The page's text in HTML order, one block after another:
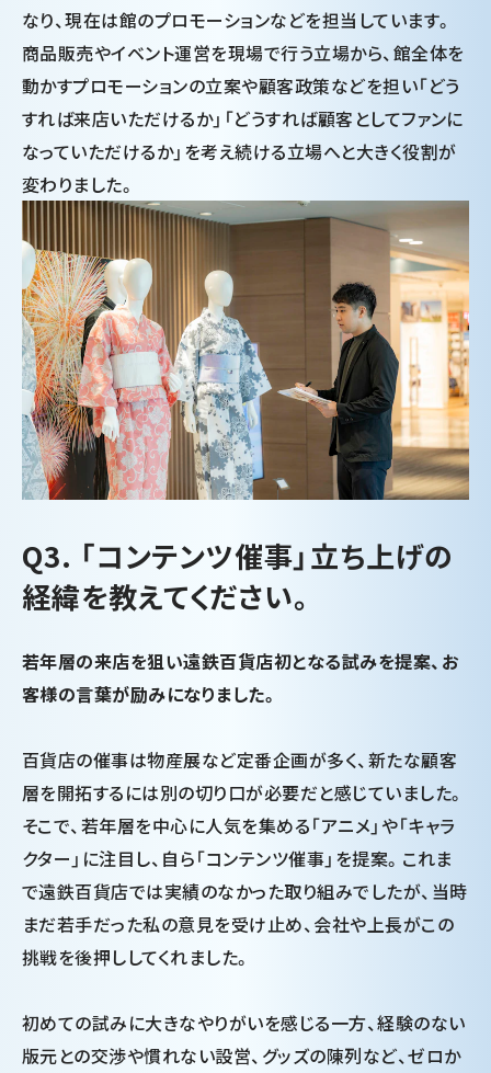
なり、現在は館のプロモーションなどを担当しています。
商品販売やイベント運営を現場で行う立場から、館全体を
動かすプロモーションの立案や顧客政策などを担い「どう
すれば来店いただけるか」「どうすれば顧客としてファンに
なっていただけるか」を考え続ける立場へと大きく役割が
変わりました。
Q3. 「コンテンツ催事」立ち上げの
経緯を教えてください。
若年層の来店を狙い遠鉄百貨店初となる試みを提案、お
客様の言葉が励みになりました。
百貨店の催事は物産展など定番企画が多く、新たな顧客
層を開拓するには別の切り口が必要だと感じていました。
そこで、若年層を中心に人気を集める「アニメ」や「キャラ
クター」に注目し、自ら「コンテンツ催事」を提案。これま
で遠鉄百貨店では実績のなかった取り組みでしたが、当時
まだ若手だった私の意見を受け止め、会社や上長がこの
挑戦を後押ししてくれました。
初めての試みに大きなやりがいを感じる一方、経験のない
版元との交渉や慣れない設営、グッズの陳列など、ゼロか